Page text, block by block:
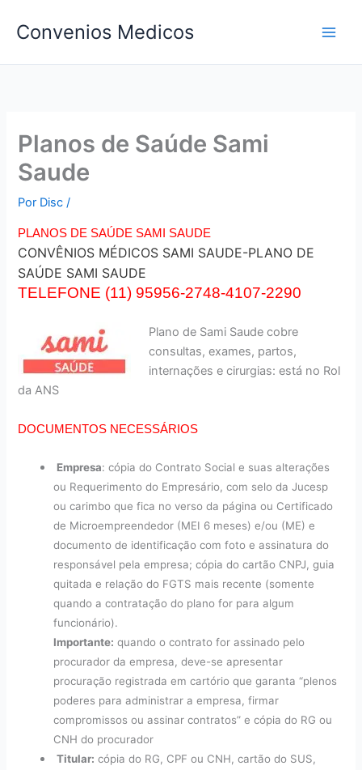
para
conteúdo
Convenios Medicos
Planos de Saúde Sami
Saude
Por Disc/
PLANOS DE SAÚDE SAMI SAUDE
CONVÊNIOS MÉDICOS SAMI SAUDE-PLANO DE
SAÚDE SAMI SAUDE
TELEFONE (11) 95956-2748-4107-2290
Plano de Sami Saude cobre
consultas, exames, partos,
internações e cirurgias: está no Rol
da ANS
DOCUMENTOS NECESSÁRIOS
Empresa: cópia do Contrato Social e suas alterações
ou Requerimento do Empresário, com selo da Jucesp
ou carimbo que fica no verso da página ou Certificado
de Microempreendedor (MEI 6 meses) e/ou (ME) e
documento de identificação com foto e assinatura do
responsável pela empresa; cópia do cartão CNPJ, guia
quitada e relação do FGTS mais recente (somente
quando a contratação do plano for para algum
funcionário).
Importante: quando o contrato for assinado pelo
procurador da empresa, deve-se apresentar
procuração registrada em cartório que garanta “plenos
poderes para administrar a empresa, firmar
compromissos ou assinar contratos” e cópia do RG ou
CNH do procurador
Titular: cópia do RG, CPF ou CNH, cartão do SUS,